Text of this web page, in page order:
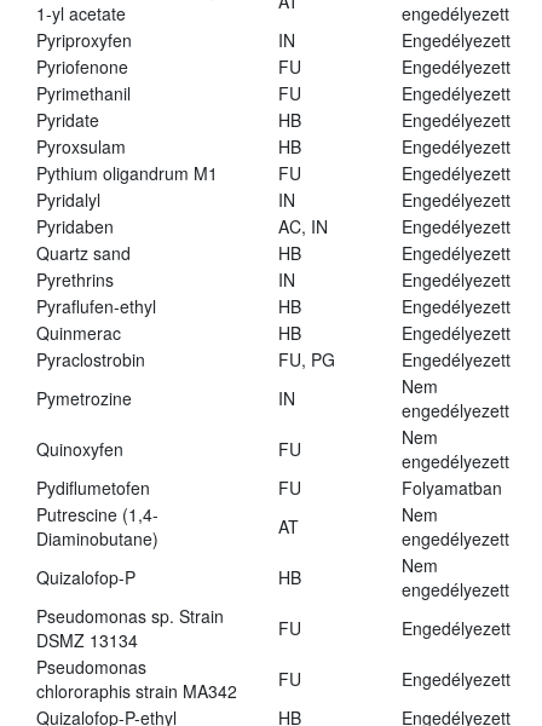
1-yl acetate
engedélyezett
Pyriproxyfen
IN
Engedélyezett
Pyriofenone
FU
Engedélyezett
Pyrimethanil
FU
Engedélyezett
Pyridate
HB
Engedélyezett
Pyroxsulam
HB
Engedélyezett
Pythium oligandrum M1
FU
Engedélyezett
Pyridalyl
IN
Engedélyezett
Pyridaben
AC, IN
Engedélyezett
Quartz sand
HB
Engedélyezett
Pyrethrins
IN
Engedélyezett
Pyraflufen-ethyl
HB
Engedélyezett
Quinmerac
HB
Engedélyezett
Pyraclostrobin
FU, PG
Engedélyezett
Pymetrozine
IN
Nem
engedélyezett
Quinoxyfen
FU
Nem
engedélyezett
Pydiflumetofen
FU
Folyamatban
Putrescine (1,4-
Diaminobutane)
AT
Nem
engedélyezett
Quizalofop-P
HB
Nem
engedélyezett
Pseudomonas sp. Strain
DSMZ 13134
FU
Engedélyezett
Pseudomonas
chlororaphis strain MA342
FU
Engedélyezett
Quizalofop-P-ethyl
HB
Engedélyezett